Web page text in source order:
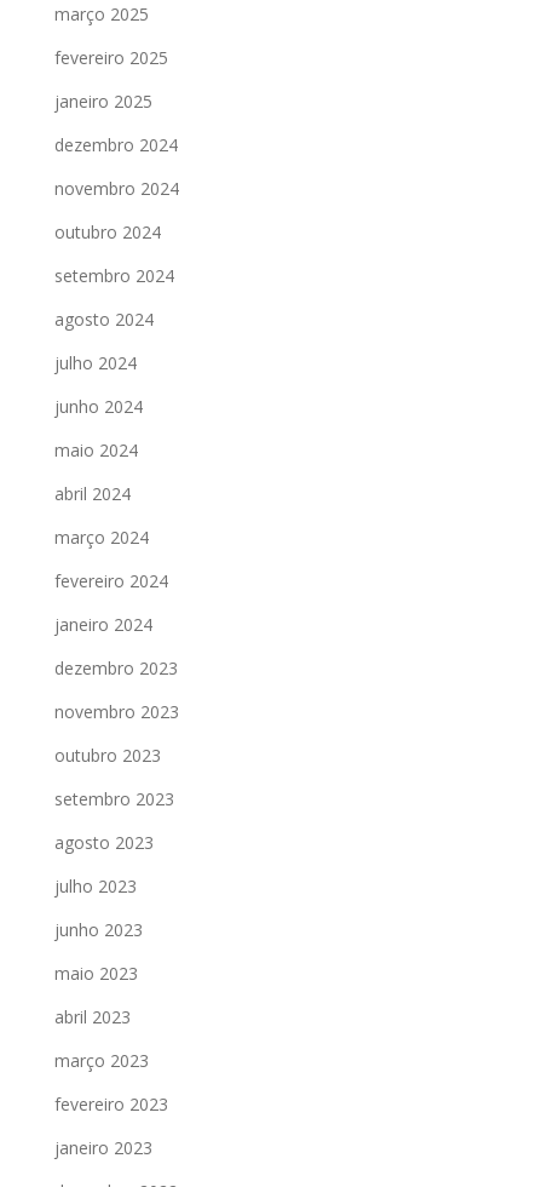
março 2025
fevereiro 2025
janeiro 2025
dezembro 2024
novembro 2024
outubro 2024
setembro 2024
agosto 2024
julho 2024
junho 2024
maio 2024
abril 2024
março 2024
fevereiro 2024
janeiro 2024
dezembro 2023
novembro 2023
outubro 2023
setembro 2023
agosto 2023
julho 2023
junho 2023
maio 2023
abril 2023
março 2023
fevereiro 2023
janeiro 2023